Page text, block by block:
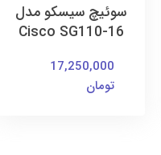
سوئیچ سیسکو مدل
Cisco SG110-16
17,250,000
تومان